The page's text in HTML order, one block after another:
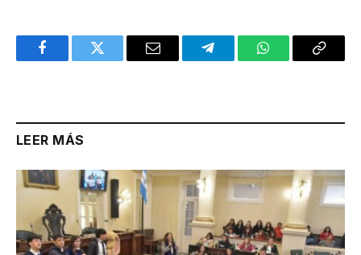
FacebookTwitter Email TelegramWhatsAppCopy
LEER MÁS